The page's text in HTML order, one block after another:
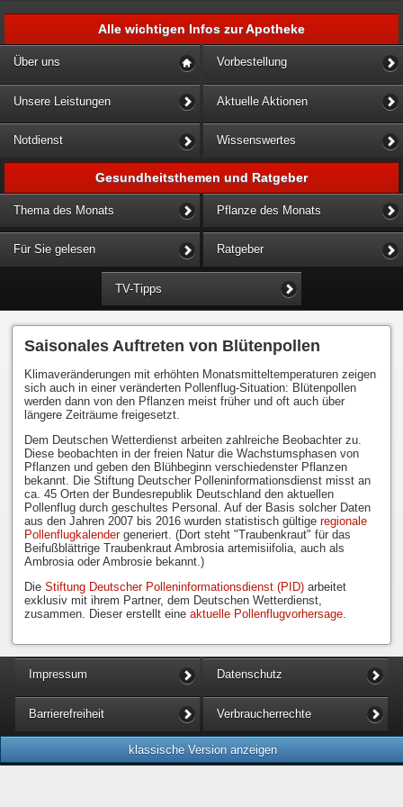
Alle wichtigen Infos zur Apotheke
Über uns Vorbestellung
Unsere Leistungen Aktuelle Aktionen
Notdienst Wissenswertes
Gesundheitsthemen und Ratgeber
Thema des Monats Pflanze des Monats
Für Sie gelesen Ratgeber
TV-Tipps
Saisonales Auftreten von Blütenpollen
Klimaveränderungen mit erhöhten Monatsmitteltemperaturen zeigen
sich auch in einer veränderten Pollenflug-Situation: Blütenpollen
werden dann von den Pflanzen meist früher und oft auch über
längere Zeiträume freigesetzt.
Dem Deutschen Wetterdienst arbeiten zahlreiche Beobachter zu.
Diese beobachten in der freien Natur die Wachstumsphasen von
Pflanzen und geben den Blühbeginn verschiedenster Pflanzen
bekannt. Die Stiftung Deutscher Polleninformationsdienst misst an
ca. 45 Orten der Bundesrepublik Deutschland den aktuellen
Pollenflug durch geschultes Personal. Auf der Basis solcher Daten
aus den Jahren 2007 bis 2016 wurden statistisch gültige regionale
Pollenflugkalendergeneriert. (Dort steht "Traubenkraut" für das
Beifußblättrige Traubenkraut Ambrosia artemisiifolia, auch als
Ambrosia oder Ambrosie bekannt.)
Die Stiftung Deutscher Polleninformationsdienst (PID)arbeitet
exklusiv mit ihrem Partner, dem Deutschen Wetterdienst,
zusammen. Dieser erstellt eine aktuelle Pollenflugvorhersage.
Impressum Datenschutz
Barrierefreiheit Verbraucherrechte
klassische Version anzeigen